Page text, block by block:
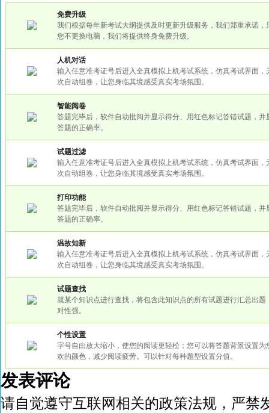
免费升级
我们根据每年新考试大纲提供及时更新升级服务，我们郑重承诺，
您不更换电脑，我们将提供终身免费升级。
人机对话
输入任意准考证号后进入全真模拟上机考试系统，仿真考试界面，
次自动组卷，让您身临其境感受真实考场氛围。
智能阅卷
答题完毕后，软件自动批阅并显示得分、用红色标记答错试题，并
答题的正确率。
试题过滤
输入任意准考证号后进入全真模拟上机考试系统，仿真考试界面，
次自动组卷，让您身临其境感受真实考场氛围。
打印功能
答题完毕后，软件自动批阅并显示得分、用红色标记答错试题，并
答题的正确率。
温故知新
输入任意准考证号后进入全真模拟上机考试系统，仿真考试界面，
次自动组卷，让您身临其境感受真实考场氛围。
试题查找
就某个知识点进行查找，将包含此知识点的所有试题进行汇总出题
对性强。
个性设置
字号自由放大缩小，使您的阅读更轻松；您可以将答题背景设置为
欢的颜色，减少阅读疲劳。可以针对每种题型设置分值。
发表评论
请自觉遵守互联网相关的政策法规，严禁